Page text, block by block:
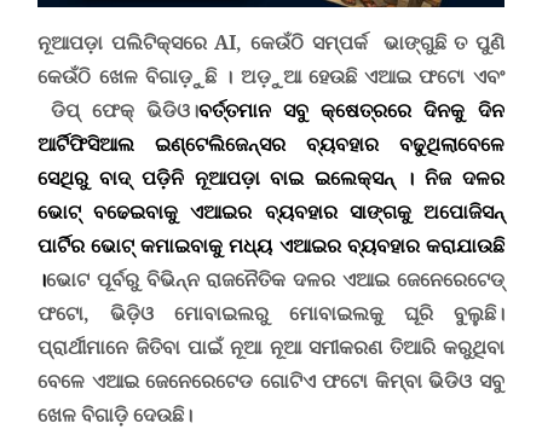
ନୂଆପଡ଼ା ପଲିଟିକ୍ସରେ AI, କେଉଁଠି ସମ୍ପର୍କ ଭାଙ୍ଗୁଛିତ ପୁଣି
କେଉଁଠି ଖେଳ ବିଗାଡ଼ୁଛି । ଅଡ଼ୁଆ ହେଉଛି ଏଆଇ ଫଟୋ ଏବଂ
ଡିପ୍ ଫେକ୍ ଭିଡିଓ।ବର୍ତ୍ତମାନ ସବୁ କ୍ଷେତ୍ରରେ ଦିନକୁ ଦିନ
ଆର୍ଟିଫିସିଆଲ ଇଣ୍ଟେଲିଜେନ୍ସର ବ୍ୟବହାର ବଢୁଥିଲାବେଳେ
ସେଥିରୁ ବାଦ୍ ପଡ଼ିନି ନୂଆପଡ଼ା ବାଇ ଇଲେକ୍ସନ୍
। ନିଜ ଦଳର
ଭୋଟ୍ ବଢେଇବାକୁ ଏଆଇର ବ୍ୟବହାର ସାଙ୍ଗକୁ ଅପୋଜିସନ୍
ପାର୍ଟିର ଭୋଟ୍ କମାଇବାକୁ ମଧ୍ୟ ଏଆଇର ବ୍ୟବହାର କରାଯାଉଛି
।ଭୋଟ ପୂର୍ବରୁ ବିଭିନ୍ନ ରାଜନୈତିକ ଦଳର ଏଆଇ ଜେନେରେଟେଡ୍
ଫଟୋ, ଭିଡ଼ିଓ ମୋବାଇଲରୁ ମୋବାଇଲକୁ ଘୂରି ବୁଲୁଛି।
ପ୍ରାର୍ଥୀମାନେ ଜିତିବା ପାଇଁ ନୂଆ ନୂଆ ସମୀକରଣ ତିଆରି କରୁଥିବା
ବେଳେ ଏଆଇ ଜେନେରେଟେଡ ଗୋଟିଏ ଫଟୋ କିମ୍ବା ଭିଡିଓ ସବୁ
ଖେଳ ବିଗାଡ଼ି ଦେଉଛି।